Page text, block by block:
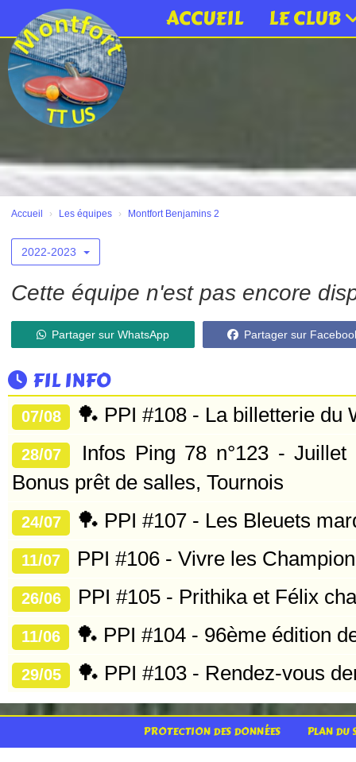
ACCUEIL LE CLUB
Accueil Les équipes Montfort Benjamins 2
2022-2023
Cette équipe n'est pas encore
Partager sur WhatsApp Partager sur
FIL INFO
07/08 🏓 PPI #108 - La billetterie du
28/07
Infos Ping 78 n°123 -
Bonus prêt de salles, Tournois
24/07 🏓 PPI #107 - Les Bleuets
11/07 PPI #106 - Vivre les
26/06 PPI #105 - Prithika et Félix
11/06 🏓 PPI #104 - 96ème édition
29/05 🏓 PPI #103 - Rendez-vous
PROTECTION DES DONNÉES PLAN DU
Panneau de gestion des cookies